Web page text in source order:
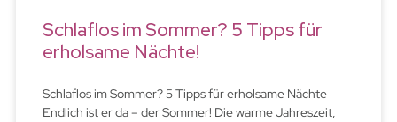
Schlaflos im Sommer? 5 Tipps für
erholsame Nächte!
Schlaflos im Sommer? 5 Tipps für erholsame Nächte
Endlich ist er da – der Sommer! Die warme Jahreszeit,